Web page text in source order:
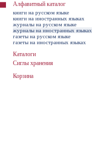
Алфавитный каталог
книги на русском языке
книги на иностранных языках
журналы на русском языке
журналы на иностранных языках
газеты на русском языке
газеты на иностранных языках
Каталоги
Сиглы хранения
Корзина